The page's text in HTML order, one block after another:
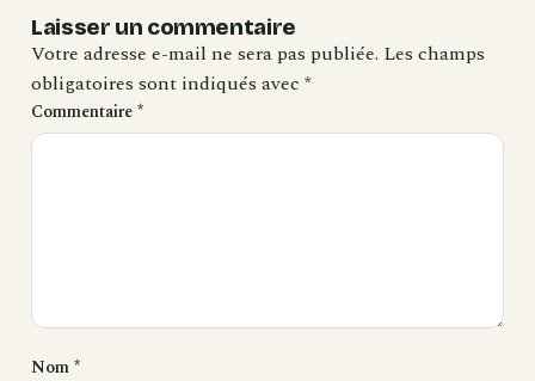
Laisser un commentaire
Votre adresse e-mail ne sera pas publiée. Les champs
obligatoires sont indiqués avec *
Commentaire*
Nom*